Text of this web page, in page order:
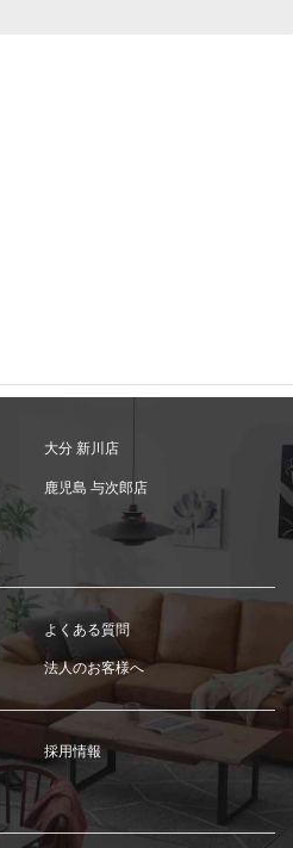
大分 新川店
鹿児島 与次郎店
よくある質問
法人のお客様へ
採用情報